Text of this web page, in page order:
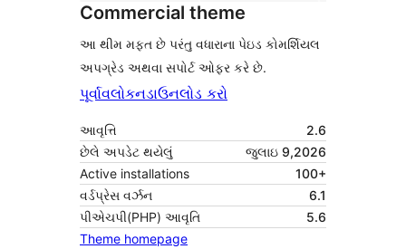
Commercial theme
આ થીમ મફત છે પરંતુ વધારાના પેઇડ કોમર્શિયલ
અપગ્રેડ અથવા સપોર્ટ ઓફર કરે છે.
પૂર્વાવલોકનડાઉનલોડ કરો
આવૃત્તિ
2.6
છેલે અપડેટ થયેલું
જુલાઇ 9,2026
Active installations
100+
વર્ડપ્રેસ વર્ઝન
6.1
પીએચપી(PHP) આવૃતિ
5.6
Theme homepage